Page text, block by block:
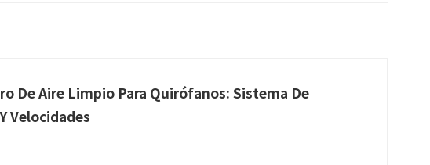
De Aire Limpio Para Quirófanos: Sistema De
Velocidades